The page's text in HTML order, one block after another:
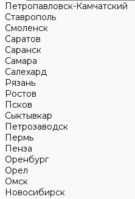
Петропавловск-Камчатский
Ставрополь
Смоленск
Саратов
Саранск
Самара
Салехард
Рязань
Ростов
Псков
Сыктывкар
Петрозаводск
Пермь
Пенза
Оренбург
Орел
Омск
Новосибирск